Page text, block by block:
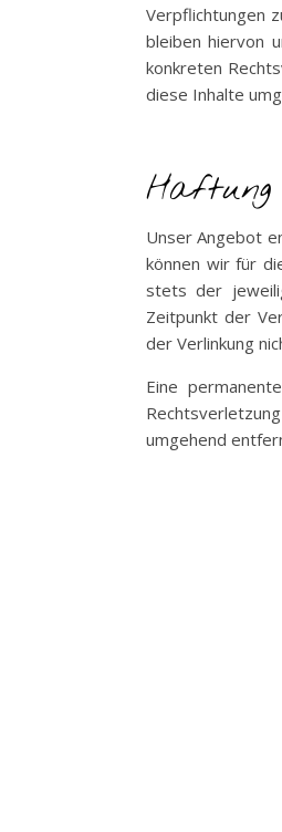
Verpflichtungen
bleiben hiervon
konkreten
diese Inhalte
Unser Angebot
können wir für
stets der
Zeitpunkt der
der Verlinkung
Eine
umgehend